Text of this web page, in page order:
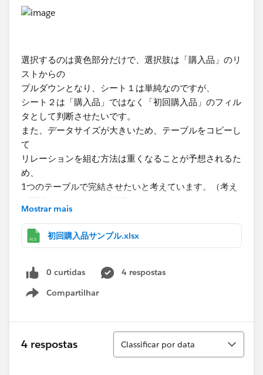
選択するのは黄色部分だけで、選択肢は「購入品」​のリ
ストからの
プルダウンとなり、シート１は単純なのですが、
シート２は「購入品」ではなく「初回購入品」のフィル
タとして判断させたいです。​
また、データサイズが大きいため、テーブルをコピーし
て
リレーションを組む方法は重くなることが予想されるた
め、
1つのテーブルで完結させたいと考えています。（考え
が間違っていたら、ご指摘ください）
そのような方法は可能でしょうか。何卒宜しくお願いし
ます。​
Mostrar mais
初回購入品サンプル.xlsx
0 curtidas
4 respostas
Compartilhar
Show menu
4 respostas
Classificar
Classificar por data